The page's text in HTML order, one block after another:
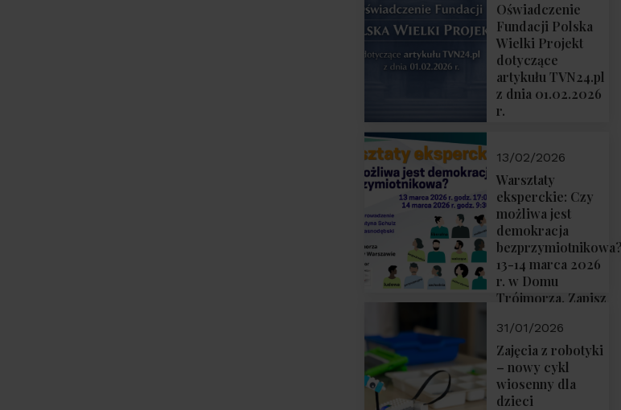
Oświadczenie
Fundacji Polska
Wielki Projekt
dotyczące
artykułu TVN24.pl
z dnia 01.02.2026
r.
13/02/2026
Warsztaty
eksperckie: Czy
możliwa jest
demokracja
13-14 marca 2026
r. w Domu
Trójmorza. Zapisz
31/01/2026
Zajęcia z robotyki
– nowy cykl
wiosenny dla
dzieci